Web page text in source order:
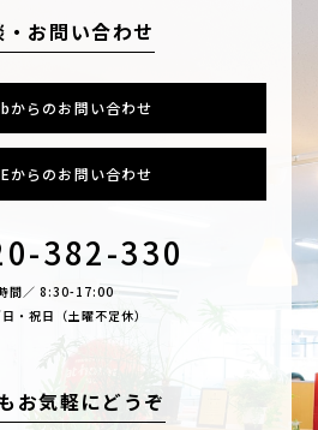
・お問い合わせ
からのお問い合わせ
からのお問い合わせ
382-330
間／ 8:30-17:00
・祝日（土曜不定休）
お気軽にどうぞ